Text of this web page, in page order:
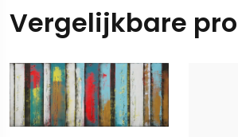
Vergelijkbare